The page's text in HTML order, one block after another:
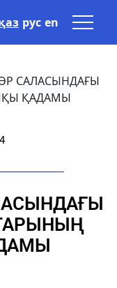
рус en
САЛАСЫНДАҒЫ
ҚАДАМЫ